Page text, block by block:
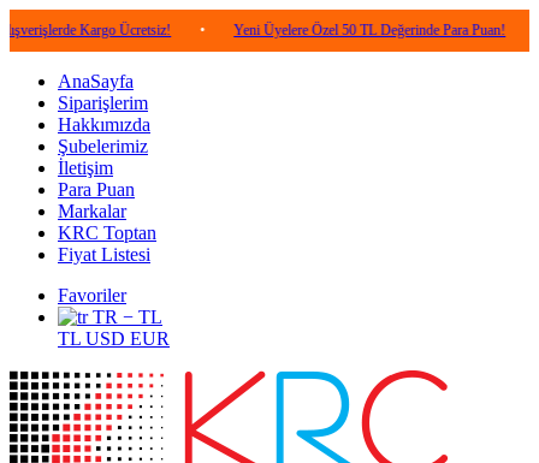
Kargo Ücretsiz! • Yeni Üyelere Özel 50 TL Değerinde Para Puan! •
AnaSayfa
Siparişlerim
Hakkımızda
Şubelerimiz
İletişim
Para Puan
Markalar
KRC Toptan
Fiyat Listesi
Favoriler
TR − TL
TL USD EUR